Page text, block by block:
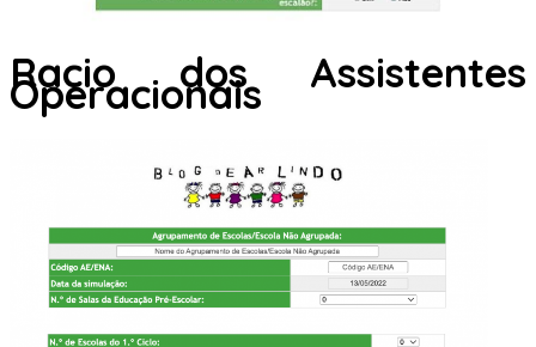
Racio dos Assistentes
Operacionais